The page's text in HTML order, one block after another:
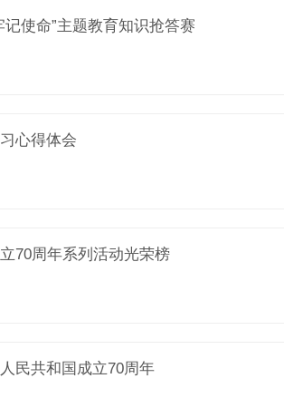
记使命”主题教育知识抢答赛
心得体会
70周年系列活动光荣榜
民共和国成立70周年